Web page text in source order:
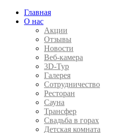
Главная
О нас
Акции
Отзывы
Новости
Веб-камера
3D-Тур
Галерея
Сотрудничество
Ресторан
Сауна
Трансфер
Свадьба в горах
Детская комната